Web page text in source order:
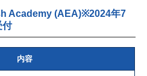
Academy (AEA)※2024年7
付
内容